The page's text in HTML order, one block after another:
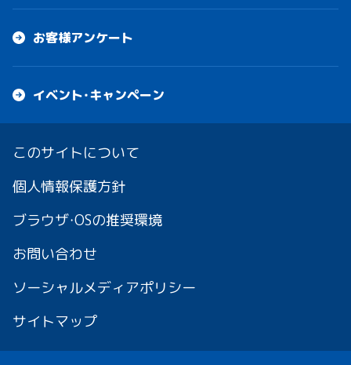
お客様アンケート
イベント・キャンペーン
このサイトについて
個人情報保護方針
ブラウザ・OSの推奨環境
お問い合わせ
ソーシャルメディアポリシー
サイトマップ